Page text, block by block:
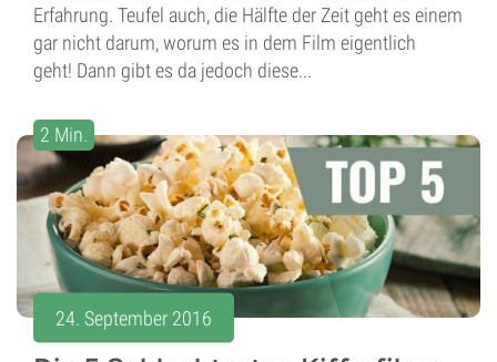
Erfahrung. Teufel auch, die Hälfte der Zeit geht es einem
gar nicht darum, worum es in dem Film eigentlich
geht! Dann gibt es da jedoch diese...
2 Min.
24. September 2016